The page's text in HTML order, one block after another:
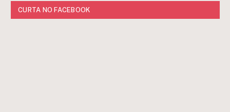
CURTA NO FACEBOOK